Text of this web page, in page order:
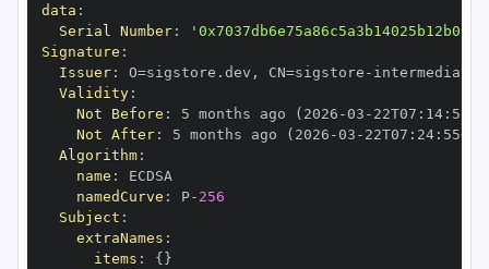
data :
Serial Number:
Signature :
Issuer: O=sigstore.dev , CN=sigstore -
Validity:
Not Before : 5 months ago (2026 -03 - 22T07 : 14:
Not After: 5 months ago (2026 -03 - 22T07 : 24: 55+00
Algorithm:
name :
namedCurve : P- 256
Subject :
extraNames :
items : { }